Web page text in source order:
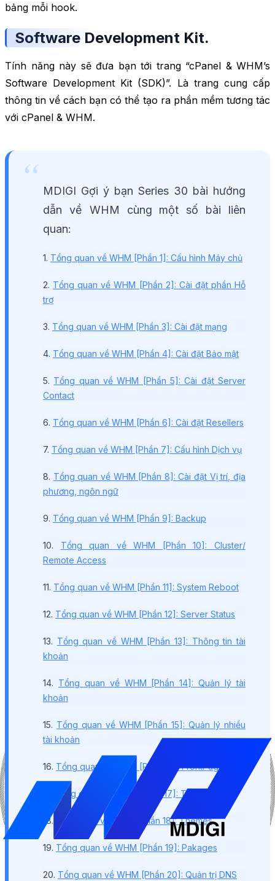
bảng mỗi hook.
Software Development Kit.
Tính năng này sẽ đưa bạn tới trang “cPanel & WHM’s
Software Development Kit (SDK)”. Là trang cung cấp
thông tin về cách bạn có thể tạo ra phần mềm tương tác
với cPanel & WHM.
MDIGI Gợi ý bạn Series 30 bài hướng
dẫn về WHM cùng một số bài liên
quan:
1. Tổng quan về WHM [Phần 1]: Cấu hình Máy chủ
2. Tổng quan về WHM [Phần 2]: Cài đặt phần Hỗ
trợ
3. Tổng quan về WHM [Phần 3]: Cài đặt mạng
4. Tổng quan về WHM [Phần 4]: Cài đặt Bảo mật
5. Tổng quan về WHM [Phần 5]: Cài đặt Server
Contact
6. Tổng quan về WHM [Phần 6]: Cài đặt Resellers
7. Tổng quan về WHM [Phần 7]: Cấu hình Dịch vụ
8. Tổng quan về WHM [Phần 8]: Cài đặt Vị trí, địa
phương, ngôn ngữ
9. Tổng quan về WHM [Phần 9]: Backup
10. Tổng quan về WHM [Phần 10]: Cluster/
Remote Access
11. Tổng quan về WHM [Phần 11]: System Reboot
12. Tổng quan về WHM [Phần 12]: Server Status
13. Tổng quan về WHM [Phần 13]: Thông tin tài
khoản
14. Tổng quan về WHM [Phần 14]: Quản lý tài
khoản
15. Tổng quan về WHM [Phần 15]: Quản lý nhiều
tài khoản
16. Tổng quan về WHM [Phần 16]: FrontPage
Tổng quan về WHM [Phần 17]: Transfer
18. Tổng quan về WHM [Phần 18]: Themes
19. Tổng quan về WHM [Phần 19]: Pakages
20. Tổng quan về WHM [Phần 20]: Quản trị DNS